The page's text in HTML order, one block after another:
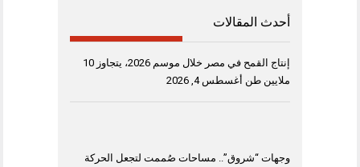
أحدث المقالات
إنتاج القمح في مصر خلال موسم 2026، يتجاوز 10
ملايين طن أغسطس 4, 2026
وجهات “شروق”.. مساحات صُممت لتجعل الحركة